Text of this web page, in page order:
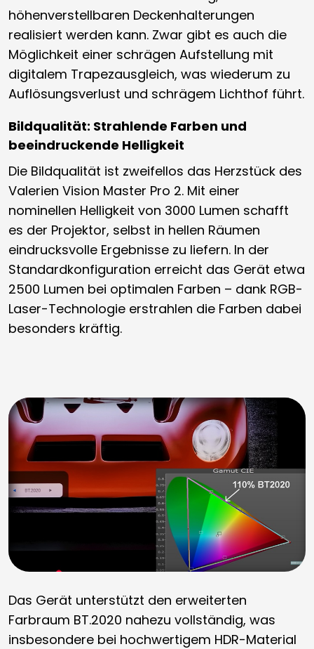
höhenverstellbaren Deckenhalterungen
realisiert werden kann. Zwar gibt es auch die
Möglichkeit einer schrägen Aufstellung mit
digitalem Trapezausgleich, was wiederum zu
Auflösungsverlust und schrägem Lichthof führt.
Bildqualität: Strahlende Farben und
beeindruckende Helligkeit
Die Bildqualität ist zweifellos das Herzstück des
Valerien Vision Master Pro 2. Mit einer
nominellen Helligkeit von 3000 Lumen schafft
es der Projektor, selbst in hellen Räumen
eindrucksvolle Ergebnisse zu liefern. In der
Standardkonfiguration erreicht das Gerät etwa
2500 Lumen bei optimalen Farben – dank RGB-
Laser-Technologie erstrahlen die Farben dabei
besonders kräftig.
Das Gerät unterstützt den erweiterten
Farbraum BT.2020 nahezu vollständig, was
insbesondere bei hochwertigem HDR-Material